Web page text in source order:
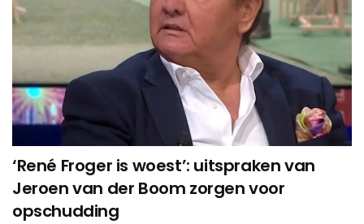
‘René Froger is woest’: uitspraken van
Jeroen van der Boom zorgen voor
opschudding